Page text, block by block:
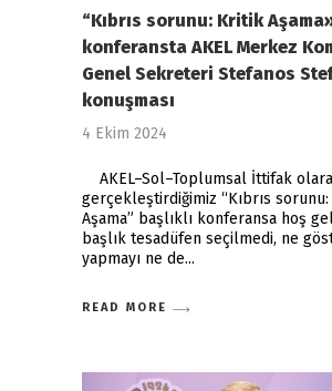
“Kıbrıs sorunu: Kritik
konferansta AKEL Merkez
Genel Sekreteri Stefanos
konuşması
4 Ekim 2024
AKEL–Sol–Toplumsal İttifak
gerçekleştirdiğimiz “Kıbrıs
Aşama” başlıklı konferansa hoş
başlık tesadüfen seçilmedi, ne
yapmayı ne de
READ MORE